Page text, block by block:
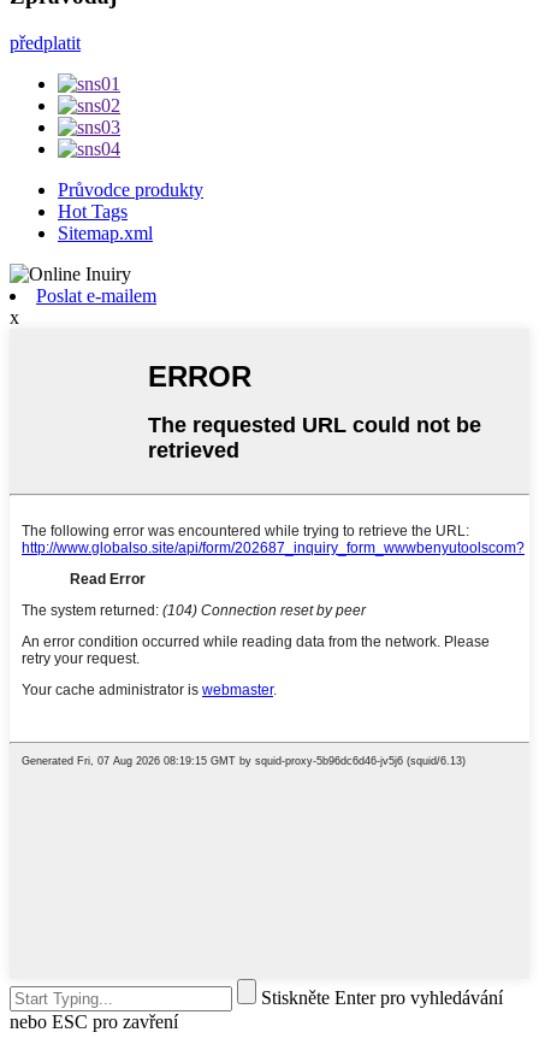
předplatit
Průvodce produkty
Hot Tags
Sitemap.xml
Poslat e-mailem
x
Stiskněte Enter pro vyhledávání
nebo ESC pro zavření